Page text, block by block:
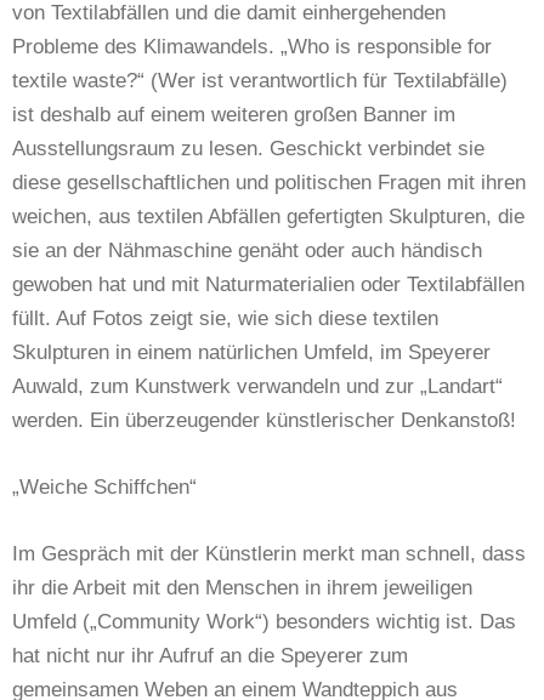
von Textilabfällen und die damit einhergehenden
Probleme des Klimawandels. „Who is responsible for
textile waste?“ (Wer ist verantwortlich für Textilabfälle)
ist deshalb auf einem weiteren großen Banner im
Ausstellungsraum zu lesen. Geschickt verbindet sie
diese gesellschaftlichen und politischen Fragen mit ihren
weichen, aus textilen Abfällen gefertigten Skulpturen, die
sie an der Nähmaschine genäht oder auch händisch
gewoben hat und mit Naturmaterialien oder Textilabfällen
füllt. Auf Fotos zeigt sie, wie sich diese textilen
Skulpturen in einem natürlichen Umfeld, im Speyerer
Auwald, zum Kunstwerk verwandeln und zur „Landart“
werden. Ein überzeugender künstlerischer Denkanstoß!
„Weiche Schiffchen“
Im Gespräch mit der Künstlerin merkt man schnell, dass
ihr die Arbeit mit den Menschen in ihrem jeweiligen
Umfeld („Community Work“) besonders wichtig ist. Das
hat nicht nur ihr Aufruf an die Speyerer zum
gemeinsamen Weben an einem Wandteppich aus